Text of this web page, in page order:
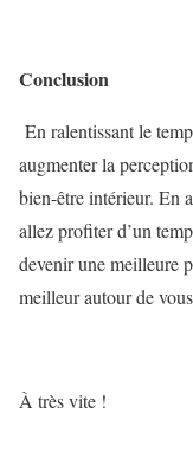
Conclusion
En ralentissant le
augmenter la
bien-être intérieur. En
allez profiter d’un
devenir une meilleure
meilleur autour de
À très vite !